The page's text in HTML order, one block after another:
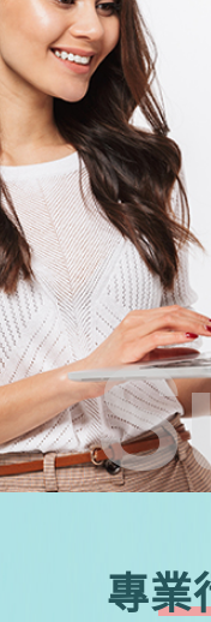
專業